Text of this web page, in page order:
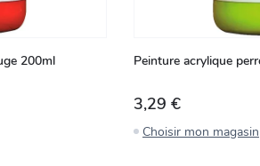
200ml Peinture acrylique
3,29 €
Choisir mon magasin